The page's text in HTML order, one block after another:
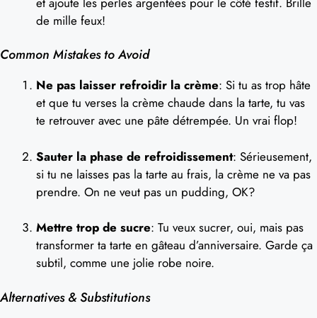
de mille feux!
Common Mistakes to Avoid
Ne pas laisser refroidir la crème: Si tu as trop hâte
et que tu verses la crème chaude dans la tarte, tu vas
te retrouver avec une pâte détrempée. Un vrai flop!
Sauter la phase de refroidissement: Sérieusement,
si tu ne laisses pas la tarte au frais, la crème ne va pas
prendre. On ne veut pas un pudding, OK?
Mettre trop de sucre: Tu veux sucrer, oui, mais pas
transformer ta tarte en gâteau d’anniversaire. Garde ça
subtil, comme une jolie robe noire.
Alternatives & Substitutions